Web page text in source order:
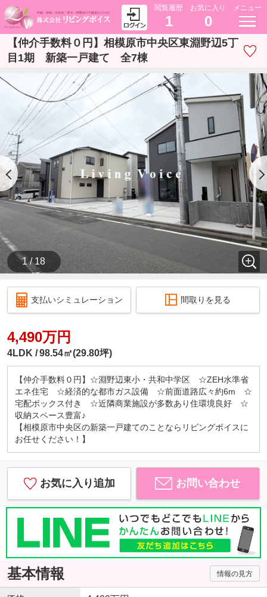
閲覧履歴
1
お気に入り
0
メニュー
【仲介手数料０円】相模原市中央区東淵野辺5丁
目1期 新築一戸建て 全7棟
1 / 18
支払いシミュレーション 間取りを見る
4,490万円
4LDK 98.54㎡(29.80坪)
【仲介手数料０円】☆淵野辺東小・共和中学区 ☆ZEH水準省
エネ住宅 ☆経済的な都市ガス設備 ☆前面道路広々約6m ☆
宅配ボックス付き ☆近隣商業施設が多数あり住環境良好 ☆
収納スペース豊富♪
【相模原市中央区の新築一戸建てのことならリビングボイスに
お任せください！】
お気に入り追加 お問い合わせ
基本情報 情報の見方